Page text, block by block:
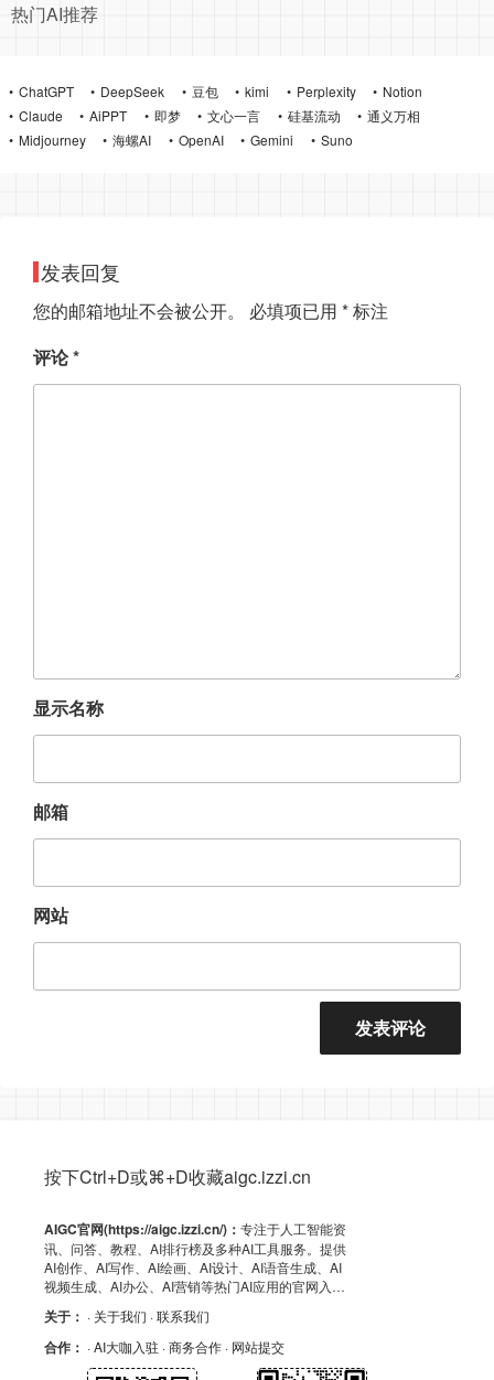
热门AI推荐
ChatGPT DeepSeek 豆包 kimi Perplexity
Notion
Claude
AiPPT 即梦 文心一言 硅基流动
通义万相
Midjourney
海螺AI OpenAI Gemini Suno
发表回复
您的邮箱地址不会被公开。 必填项已用 *标注
评论*
显示名称
邮箱
网站
按下Ctrl+D或⌘+D收藏aigc.izzi.cn
AIGC官网(https://aigc.izzi.cn/)： 专注于人工智能资
讯、问答、教程、AI排行榜及多种AI工具服务。提供
AI创作、AI写作、AI绘画、AI设计、AI语音生成、AI
视频生成、AI办公、AI营销等热门AI应用的官网入
API导航，助力高效AI体验！
关于： · 关于我们 · 联系我们
合作： · AI大咖入驻 · 商务合作 · 网站提交